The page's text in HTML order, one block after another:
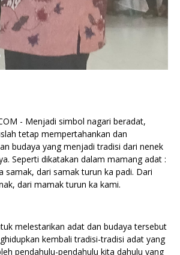
- Menjadi simbol nagari beradat,
tetap mempertahankan dan
budaya yang menjadi tradisi dari nenek
Seperti dikatakan dalam mamang adat :
samak, dari samak turun ka padi. Dari
dari mamak turun ka kami.
melestarikan adat dan budaya tersebut
kembali tradisi-tradisi adat yang
pendahulu-pendahulu kita dahulu yang